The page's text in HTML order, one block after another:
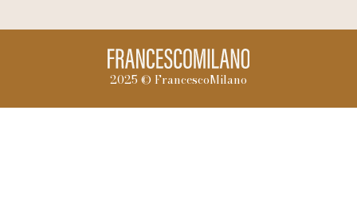
2025 © FrancescoMilano